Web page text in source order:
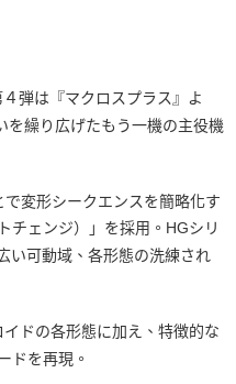
弾は『マクロスプラス』よ
を繰り広げたもう一機の主役機
変形シークエンスを簡略化す
チェンジ）」を採用。HGシリ
い可動域、各形態の洗練され
ドの各形態に加え、特徴的な
ドを再現。